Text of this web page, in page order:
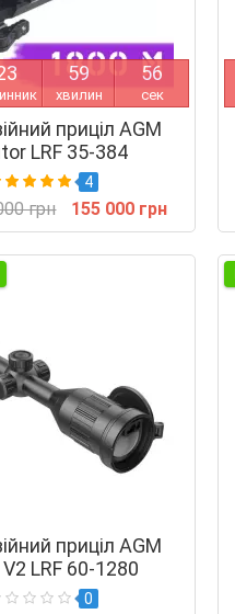
3 59
хвилин
55
сек
приціл AGM
LRF 35-384
4
грн 155 000 грн
приціл AGM
LRF 60-1280
0